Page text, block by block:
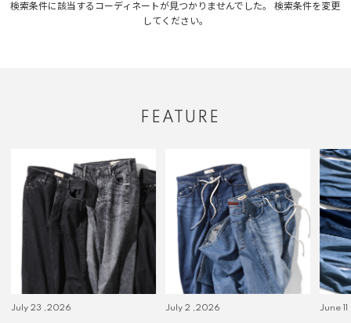
検索条件に該当するコーディネートが見つかりませんでした。 検索条件を変更
してください。
FEATURE
July 23 ,2026 July 2 ,2026 June